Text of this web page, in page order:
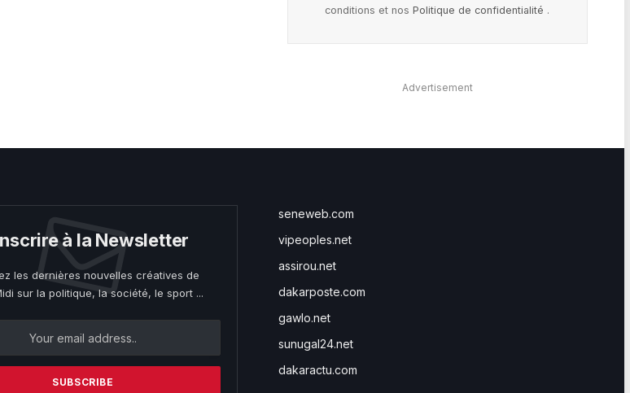
conditions et nosPolitique de confidentialité .
Advertisement
à la Newsletter
les dernières nouvelles créatives de
sur la politique, la société, le sport ...
seneweb.com
vipeoples.net
assirou.net
dakarposte.com
gawlo.net
sunugal24.net
dakaractu.com